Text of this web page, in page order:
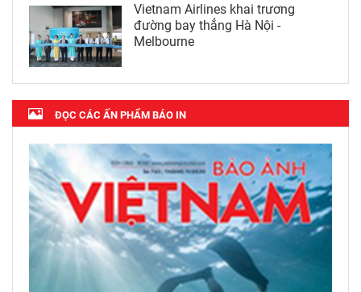
Vietnam Airlines khai trương
đường bay thẳng Hà Nội -
Melbourne
ĐỌC CÁC ẤN PHẨM BÁO IN